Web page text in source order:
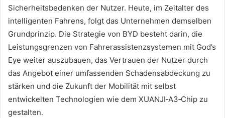
Sicherheitsbedenken der Nutzer. Heute, im Zeitalter des
intelligenten Fahrens, folgt das Unternehmen demselben
Grundprinzip. Die Strategie von BYD besteht darin, die
Leistungsgrenzen von Fahrerassistenzsystemen mit God’s
Eye weiter auszubauen, das Vertrauen der Nutzer durch
das Angebot einer umfassenden Schadensabdeckung zu
stärken und die Zukunft der Mobilität mit selbst
entwickelten Technologien wie dem XUANJI‑A3‑Chip zu
gestalten.